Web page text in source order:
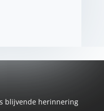
blijvende herinnering